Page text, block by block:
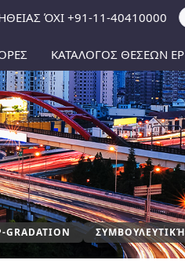
ΌΧΙ +91-11-40410000
ΚΑΤΑΛΟΓΟΣ ΘΕΣΕΩΝ
ΣΥΜΒΟΥΛΕΥΤΙΚΉ